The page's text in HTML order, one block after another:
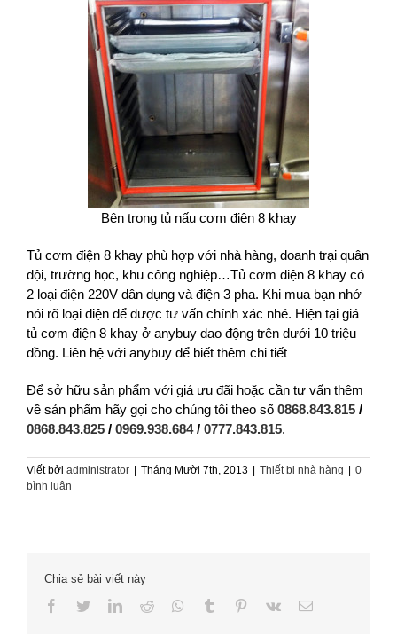
Bên trong tủ nấu cơm điện 8 khay
Tủ cơm điện 8 khay phù hợp với nhà hàng, doanh trại quân
đội, trường học, khu công nghiệp…Tủ cơm điện 8 khay có
2 loại điện 220V dân dụng và điện 3 pha. Khi mua bạn nhớ
nói rõ loại điện để được tư vấn chính xác nhé. Hiện tại giá
tủ cơm điện 8 khay ở anybuy dao động trên dưới 10 triệu
đồng. Liên hệ với anybuy để biết thêm chi tiết
Để sở hữu sản phẩm với giá ưu đãi hoặc cần tư vấn thêm
về sản phẩm hãy gọi cho chúng tôi theo số 0868.843.815 /
0868.843.825 / 0969.938.684/ 0777.843.815.
Viết bởi administrator Tháng Mười 7th, 2013 Thiết bị nhà hàng
0
bình luận
Chia sẻ bài viết này
Facebook
TwitterLinkedIn
Reddit Whatsapp
Tumblr Pinterest
Vk Email